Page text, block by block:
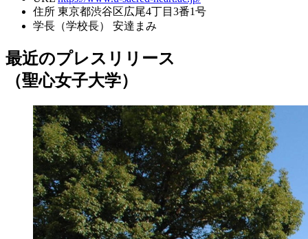
住所 東京都渋谷区広尾4丁目3番1号
学長（学校長）
安達まみ
最近のプレスリリース
（聖心女子大学）